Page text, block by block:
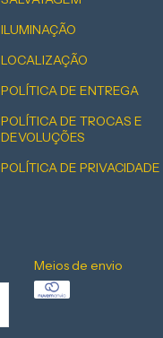
ILUMINAÇÃO
LOCALIZAÇÃO
POLÍTICA DE ENTREGA
POLÍTICA DE TROCAS E
DEVOLUÇÕES
POLÍTICA DE PRIVACIDADE
Meios de envio